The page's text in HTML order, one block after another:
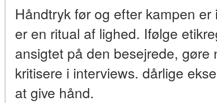
Håndtryk før og efter kampen
er en ritual af lighed. Ifølge
ansigtet på den besejrede,
kritisere i interviews. dårlige
at give hånd.